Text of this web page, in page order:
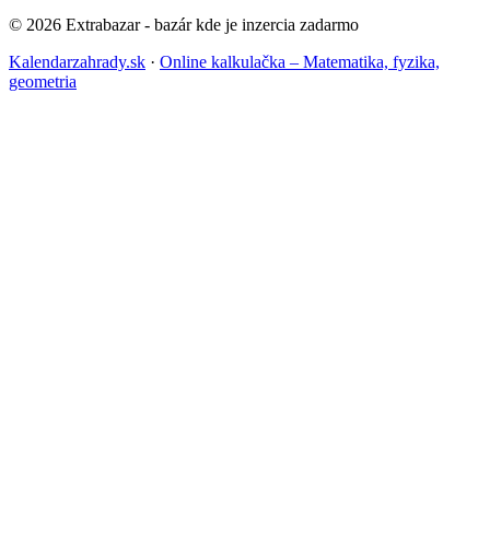
© 2026 Extrabazar - bazár kde je inzercia zadarmo
Kalendarzahrady.sk · Online kalkulačka – Matematika, fyzika,
geometria